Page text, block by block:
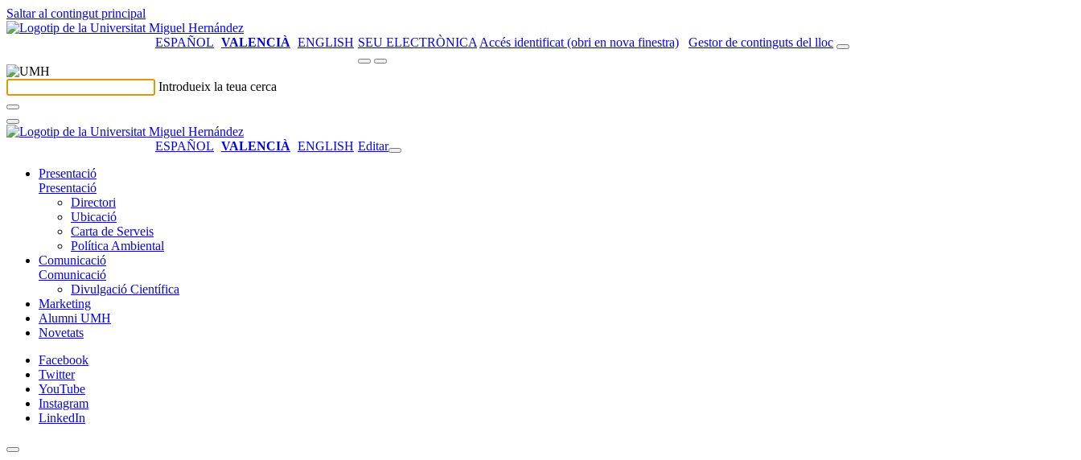
Saltar al contingut principal
ESPAÑOL VALENCIÀ ENGLISH SEU ELECTRÒNICA Accés identificat (obri en nova finestra) Gestor de continguts del lloc
Introdueix la teua cerca
ESPAÑOL VALENCIÀ ENGLISH Editar
Presentació
Presentació
Directori
Ubicació
Carta de Serveis
Política Ambiental
Comunicació
Comunicació
Divulgació Científica
Marketing
Alumni UMH
Novetats
Facebook
Twitter
YouTube
Instagram
LinkedIn